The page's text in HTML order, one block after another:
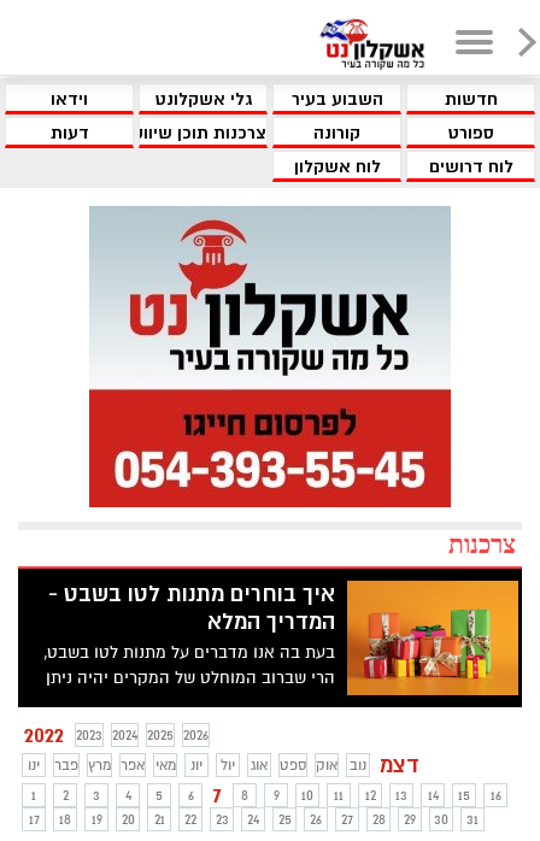
חדשות השבוע בעיר גלי אשקלונט
וידאו
ספורט
קורונה צרכנות תוכן שיווקי
דעות
לוח דרושים
לוח אשקלון
צרכנות
איך בוחרים מתנות לטו בשבט -
המדריך המלא
בעת בה אנו מדברים על מתנות לטו בשבט,
הרי שברוב המוחלט של המקרים יהיה ניתן
לחלק את אותן מתנות לשני רבדים שונים.
זאת בעוד הרובד הראשי מסמל את ההערכה
והקשר בין אדם לבין עולם החי והצומח,
וברובד הבין אישי, מתנות לטו בשבט שיעניקו
לכם את האפשרות להביע הערכה לאדם
קרוב. כמו כן, חשוב לזכור כי טו בשבט הוא
2022 2023 2024 2025
2026
ינו
פבר מרץ אפר מאי יונ יול אוג ספט אוק נוב דצמ
1 2 3 4 5 6 7 8 9 10 11 12 13 14 15
16
17
18 19 20 21 22 23 24 25 26 27 28 29 30 31